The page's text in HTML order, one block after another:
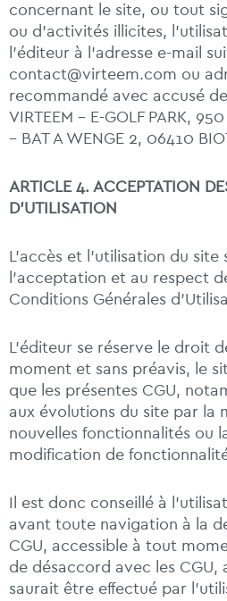
concernant le site, ou tout
ou d’activités illicites,
l’éditeur à l’adresse e-mail
contact@virteem.com ou
recommandé avec accusé
VIRTEEM – E-GOLF PARK,
– BAT A WENGE 2, 06410
ARTICLE 4. ACCEPTATION
D’UTILISATION
L’accès et l’utilisation du site
l’acceptation et au respect
Conditions Générales
L’éditeur se réserve le droit
moment et sans préavis, le
que les présentes CGU,
aux évolutions du site par la
nouvelles fonctionnalités ou
modification de
Il est donc conseillé à
avant toute navigation à la
CGU, accessible à tout
de désaccord avec les CGU,
saurait être effectué par